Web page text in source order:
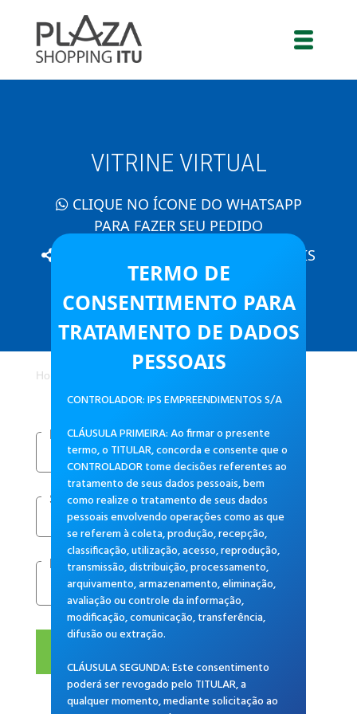
VITRINE VIRTUAL
CLIQUE NO ÍCONE DO WHATSAPP
PARA FAZER SEU PEDIDO
COMPARTILHE O PRODUTO QUE MAIS
GOSTOU!
Home
Loja
Segmento
Produto
TERMO DE
CONSENTIMENTO PARA
TRATAMENTO DE DADOS
PESSOAIS
CONTROLADOR: IPS EMPREENDIMENTOS S/A
CLÁUSULA PRIMEIRA: Ao firmar o presente
termo, o TITULAR, concorda e consente que o
CONTROLADOR tome decisões referentes ao
tratamento de seus dados pessoais, bem
como realize o tratamento de seus dados
pessoais envolvendo operações como as que
se referem à coleta, produção, recepção,
classificação, utilização, acesso, reprodução,
transmissão, distribuição, processamento,
arquivamento, armazenamento, eliminação,
avaliação ou controle da informação,
modificação, comunicação, transferência,
difusão ou extração.
CLÁUSULA SEGUNDA: Este consentimento
poderá ser revogado pelo TITULAR, a
qualquer momento, mediante solicitação ao